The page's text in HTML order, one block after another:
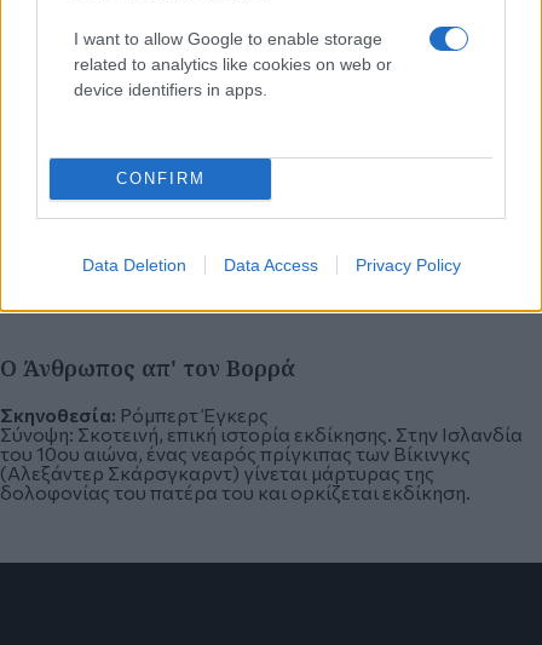
I want to allow Google to enable storage
related to analytics like cookies on web or
device identifiers in apps.
CONFIRM
Data Deletion Data Access Privacy Policy
Ο Άνθρωπος απ' τον Βορρά
Σκηνοθεσία: Ρόμπερτ Έγκερς
Σύνοψη: Σκοτεινή, επική ιστορία εκδίκησης. Στην Ισλανδία
του 10ου αιώνα, ένας νεαρός πρίγκιπας των Βίκινγκς
(Αλεξάντερ Σκάρσγκαρντ) γίνεται μάρτυρας της
δολοφονίας του πατέρα του και ορκίζεται εκδίκηση.